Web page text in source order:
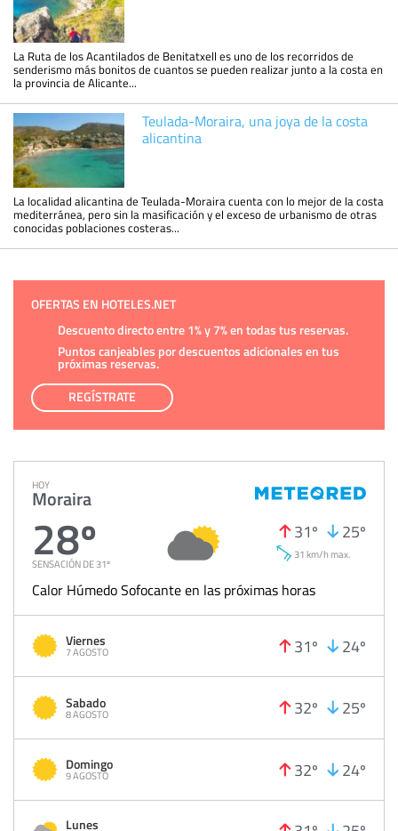
La Ruta de los Acantilados de Benitatxell es uno de los recorridos de
senderismo más bonitos de cuantos se pueden realizar junto a la costa en
la provincia de Alicante...
Teulada-Moraira, una joya de la costa
alicantina
La localidad alicantina de Teulada-Moraira cuenta con lo mejor de la costa
mediterránea, pero sin la masificación y el exceso de urbanismo de otras
conocidas poblaciones costeras...
OFERTAS EN HOTELES.NET
Descuento directo entre 1% y 7% en todas tus reservas.
Puntos canjeables por descuentos adicionales en tus
próximas reservas.
REGÍSTRATE
HOY
Moraira
28º
SENSACIÓN DE 31º
31º 25º
31 km/h max.
Calor Húmedo Sofocante en las próximas horas
Viernes
7 AGOSTO 31º 24º
Sabado
8 AGOSTO 32º 25º
Domingo
9 AGOSTO 32º 24º
Lunes